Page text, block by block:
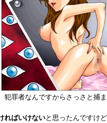
罪者なんですからさっさと捕
ればいけないと思ったんですけ